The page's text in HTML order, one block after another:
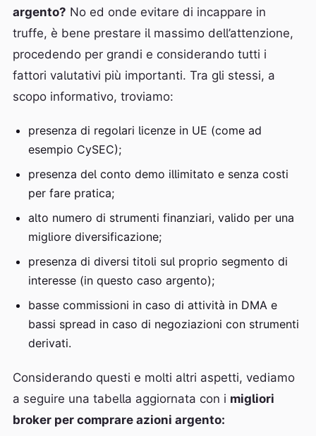
argento? No ed onde evitare di incappare in
truffe, è bene prestare il massimo dell’attenzione,
procedendo per grandi e considerando tutti i
fattori valutativi più importanti. Tra gli stessi, a
scopo informativo, troviamo:
presenza di regolari licenze in UE (come ad
esempio CySEC);
presenza del conto demo illimitato e senza costi
per fare pratica;
alto numero di strumenti finanziari, valido per una
migliore diversificazione;
presenza di diversi titoli sul proprio segmento di
interesse (in questo caso argento);
basse commissioni in caso di attività in DMA e
bassi spread in caso di negoziazioni con strumenti
derivati.
Considerando questi e molti altri aspetti, vediamo
a seguire una tabella aggiornata con i migliori
broker per comprare azioni argento: